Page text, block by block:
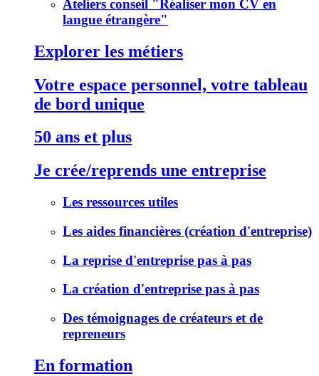
Ateliers conseil "Réaliser mon CV en
langue étrangère"
Explorer les métiers
Votre espace personnel, votre tableau
de bord unique
50 ans et plus
Je crée/reprends une entreprise
Les ressources utiles
Les aides financières (création d'entreprise)
La reprise d'entreprise pas à pas
La création d'entreprise pas à pas
Des témoignages de créateurs et de
repreneurs
En formation